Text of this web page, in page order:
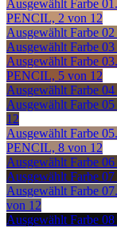
Ausgewählt Farbe
PENCIL, 2 von 12
Ausgewählt Farbe
Ausgewählt Farbe
Ausgewählt Farbe
PENCIL, 5 von 12
Ausgewählt Farbe
Ausgewählt Farbe
12
Ausgewählt Farbe
PENCIL, 8 von 12
Ausgewählt Farbe
Ausgewählt Farbe
Ausgewählt Farbe
von 12
Ausgewählt Farbe